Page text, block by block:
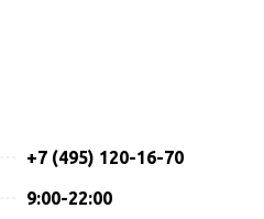
+7 (495) 120-16-70
9:00-22:00